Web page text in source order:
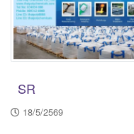
SR
18/5/2569